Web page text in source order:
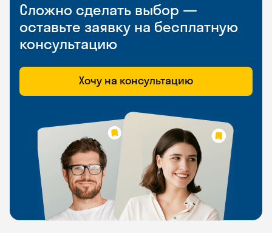
Сложно сделать выбор —
оставьте заявку на бесплатную
консультацию
Хочу на консультацию